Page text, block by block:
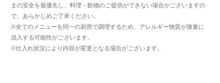
まの安全を最優先し、料理・飲物のご提供ができない場合がございますの
で、あらかじめご了承ください。
※全てのメニューを同一の厨房で調理するため、アレルギー物質が微量に
混入する可能性がございます。
※仕入れ状況により内容が変更となる場合がございます。